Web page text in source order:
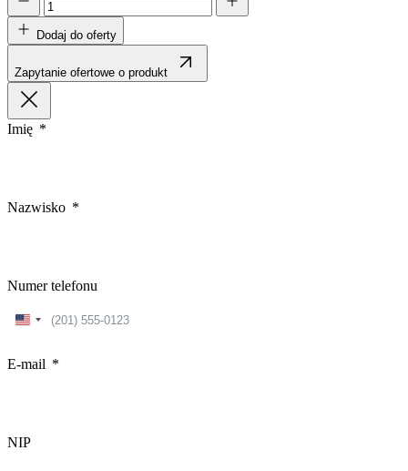
Dodaj do oferty
Zapytanie ofertowe o produkt
Imię
Nazwisko
Numer telefonu
United
E-mail
NIP